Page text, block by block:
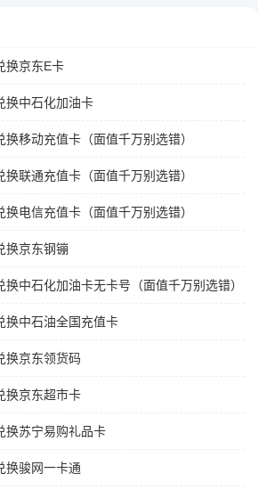
换京东E卡
换中石化加油卡
移动充值卡（面值千万别选错）
联通充值卡（面值千万别选错）
电信充值卡（面值千万别选错）
换京东钢镚
中石化加油卡无卡号（面值千万别选错）
换中石油全国充值卡
换京东领货码
换京东超市卡
换苏宁易购礼品卡
换骏网一卡通